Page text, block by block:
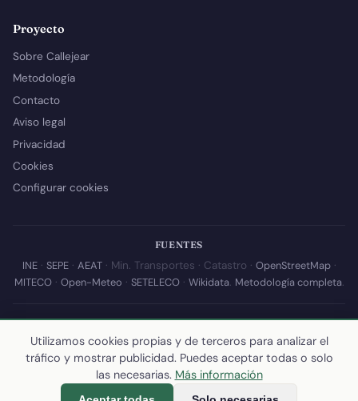
Proyecto
Sobre Callejear
Metodología
Contacto
Aviso legal
Privacidad
Cookies
Configurar cookies
FUENTES
INE· SEPE· AEAT· Min. Transportes · Catastro · OpenStreetMap·
MITECO· Open-Meteo · SETELECO· Wikidata. Metodología completa.
© 2026 Callejear.com — Directorio municipal de España con datos
abiertos. Desarrollado y mantenido porYoel Castaño.
Última actualización de esta página:10 de julio de 2026
calculamos los datos
Utilizamos cookies propias y de terceros para analizar el
tráfico y mostrar publicidad. Puedes aceptar todas o solo
las necesarias. Más información